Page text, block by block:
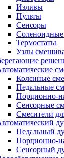
Изливы
Пульты
Сенсоры
Термостаты
Узлы
Коленные
Педальные
Порционно-
Сенсорные
Смесители
Педальный
Порционно-
Сенсорный